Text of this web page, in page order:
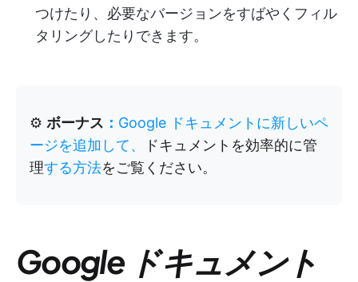
つけたり、必要なバージョンをすばやくフィル
タリングしたりできます。
⚙️ ボーナス ： Google ドキュメントに新しいペ
ージを追加して、
ドキュメントを効率的に管
理する方法をご覧ください。
Google ドキュメント